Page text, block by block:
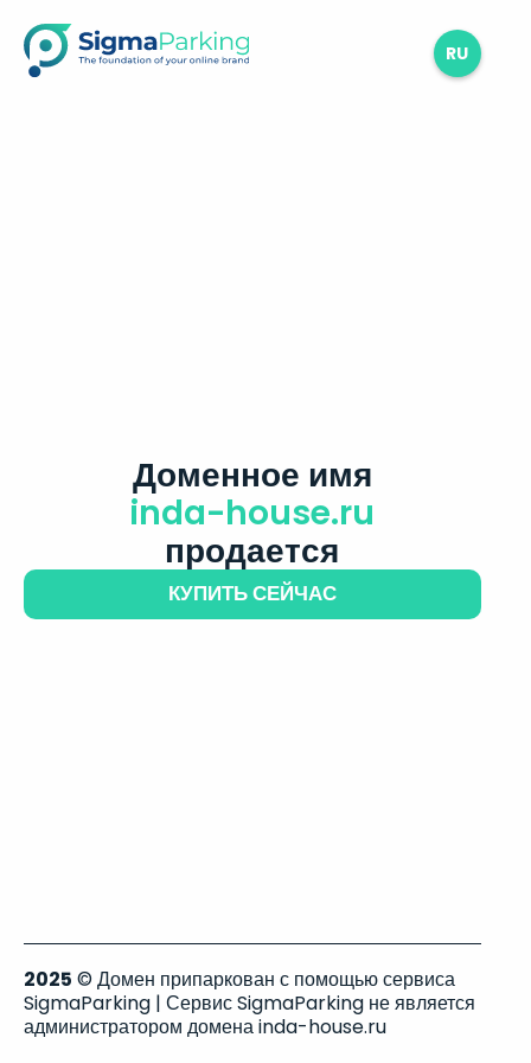
RU
Доменное имя
inda-house.ru
продается
КУПИТЬ СЕЙЧАС
2025 © Домен припаркован с помощью сервиса
SigmaParking | Сервис SigmaParking не является
администратором домена inda-house.ru